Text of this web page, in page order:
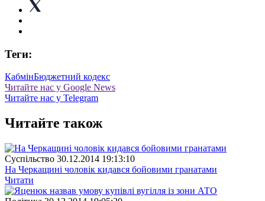
Теги:
КабмінБюджетний кодекс
Читайте нас у Google News
Читайте нас у Telegram
Читайте також
Суспiльство 30.12.2014 19:13:10
На Черкащині чоловік кидався бойовими гранатами
Читати